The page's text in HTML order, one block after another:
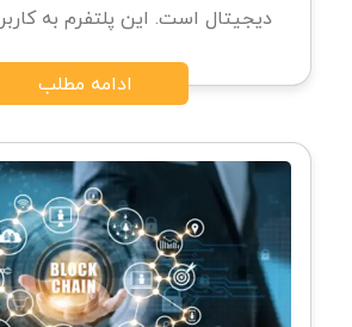
دیجیتال است. این پلتفرم به
ادامه مطلب